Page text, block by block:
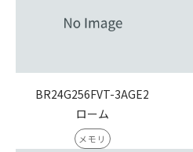
BR24G256FVT-3AGE2
ローム
メモリ